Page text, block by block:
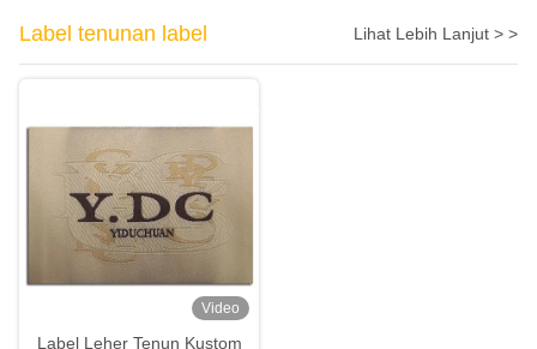
Label tenunan label Lihat Lebih Lanjut > >
Video
Label Leher Tenun Kustom